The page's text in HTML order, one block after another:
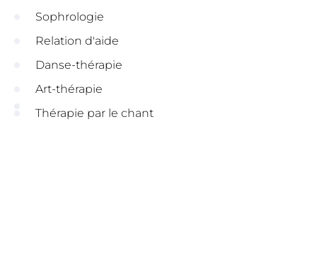
Sophrologie
Relation d'aide
Danse-thérapie
Art-thérapie
Thérapie par le chant